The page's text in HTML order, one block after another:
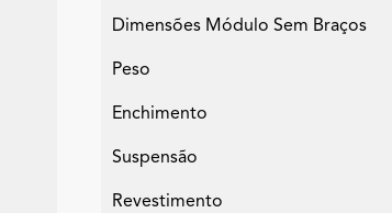
Dimensões Módulo Sem Braços
Peso
Enchimento
Suspensão
Revestimento